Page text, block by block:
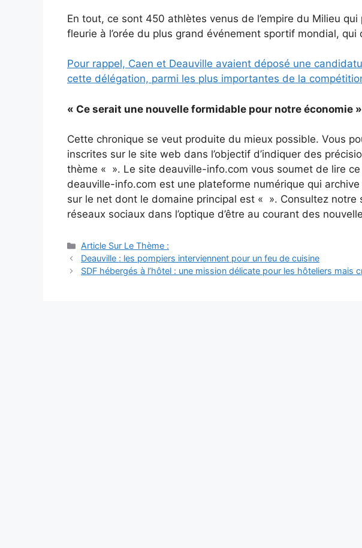
En tout, ce sont 450 athlètes venus de l’empire du Milieu
fleurie à l’orée du plus grand événement sportif mondial,
Pour rappel, Caen et Deauville avaient déposé une
cette délégation, parmi les plus importantes de la
« Ce serait une nouvelle formidable pour notre économie »
Cette chronique se veut produite du mieux possible. Vous
inscrites sur le site web dans l’objectif d’indiquer des
thème « ». Le site deauville-info.com vous soumet de lire
deauville-info.com est une plateforme numérique qui
sur le net dont le domaine principal est « ». Consultez
réseaux sociaux dans l’optique d’être au courant des
Catégories
Article Sur Le Thème :
Navigation
des
Deauville : les pompiers interviennent pour un feu de cuisine
SDF hébergés à l’hôtel : une mission délicate pour les hôteliers mais